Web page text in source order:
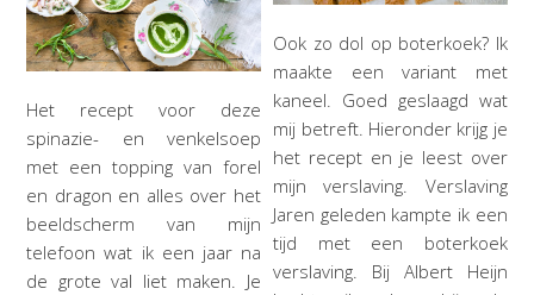
Het recept voor deze
spinazie- en venkelsoep
met een topping van forel
en dragon en alles over het
beeldscherm van mijn
telefoon wat ik een jaar na
de grote val liet maken. Je
Ook zo dol op boterkoek? Ik
maakte een variant met
kaneel. Goed geslaagd wat
mij betreft. Hieronder krijg je
het recept en je leest over
mijn verslaving. Verslaving
Jaren geleden kampte ik een
tijd met een boterkoek
verslaving. Bij Albert Heijn